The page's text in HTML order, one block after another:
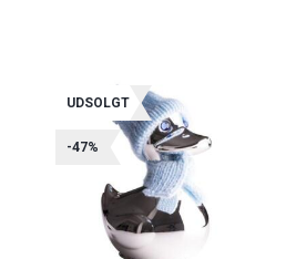
UDSOLGT
-47%